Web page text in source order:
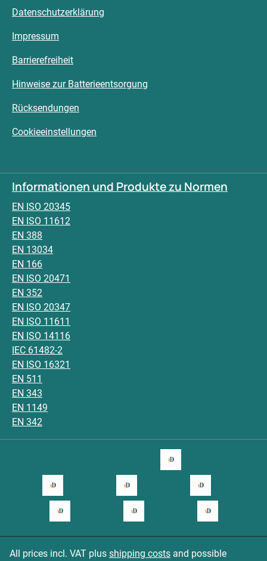
Datenschutzerklärung
Impressum
Barrierefreiheit
Hinweise zur Batterieentsorgung
Rücksendungen
Cookieeinstellungen
Informationen und Produkte zu Normen
EN ISO 20345
EN ISO 11612
EN 388
EN 13034
EN 166
EN ISO 20471
EN 352
EN ISO 20347
EN ISO 11611
EN ISO 14116
IEC 61482-2
EN ISO 16321
EN 511
EN 343
EN 1149
EN 342
All prices incl. VAT plus shipping costs and possible